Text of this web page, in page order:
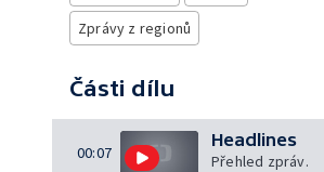
Zprávy z regionů
Části dílu
00:07
Headlines
Přehled zpráv.